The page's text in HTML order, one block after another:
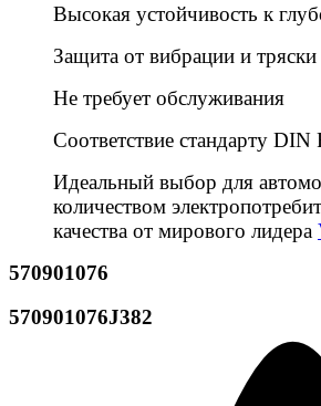
Высокая устойчивость к
Защита от вибрации и тряски
Не требует обслуживания
Соответствие стандарту DIN
Идеальный выбор для
количеством
качества от мирового лидера
570901076
570901076J382